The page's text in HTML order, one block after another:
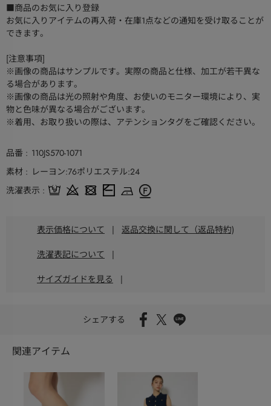
■商品のお気に入り登録
お気に入りアイテムの再入荷・在庫1点などの通知を受け取ることが
できます。
[注意事項]
※画像の商品はサンプルです。実際の商品と仕様、加工が若干異な
る場合があります。
※画像の商品は光の照射や角度、お使いのモニター環境により、実
物と色味が異なる場合がございます。
※着用、お取り扱いの際は、アテンションタグをご確認ください。
品番
110JS570-1071
素材
レーヨン:76ポリエステル:24
洗濯表示
表示価格について | 返品交換に関して（返品特約)
洗濯表記について |
サイズガイドを見る |
シェアする
関連アイテム